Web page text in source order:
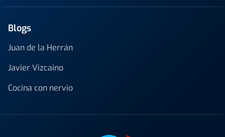
Blogs
Juan de la Herrán
Javier Vizcaino
Cocina con nervio